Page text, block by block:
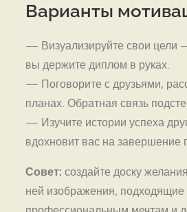
Варианты
— Визуализируйте свои цели
вы держите диплом в руках.
— Поговорите с друзьями,
планах. Обратная связь
— Изучите истории успеха
вдохновит вас на завершение
Совет: создайте доску
ней изображения,